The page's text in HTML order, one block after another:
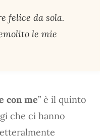
felice da sola.
le mie
con me” è il quinto
che ci hanno